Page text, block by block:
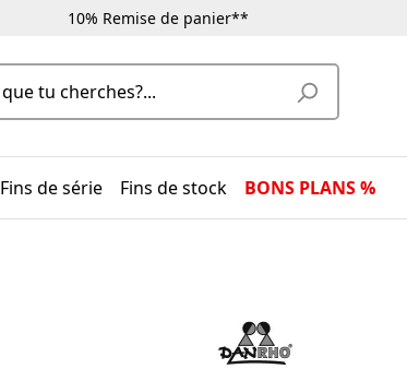
10% Remise de panier**
Fins de série Fins de stock BONS PLANS %